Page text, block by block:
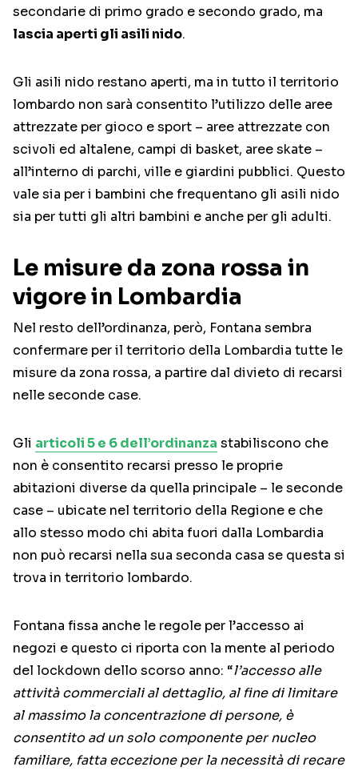
secondarie di primo grado e secondo grado, ma
lascia aperti gli asili nido.
Gli asili nido restano aperti, ma in tutto il territorio
lombardo non sarà consentito l’utilizzo delle aree
attrezzate per gioco e sport – aree attrezzate con
scivoli ed altalene, campi di basket, aree skate –
all’interno di parchi, ville e giardini pubblici. Questo
vale sia per i bambini che frequentano gli asili nido
sia per tutti gli altri bambini e anche per gli adulti.
Le misure da zona rossa in
vigore in Lombardia
Nel resto dell’ordinanza, però, Fontana sembra
confermare per il territorio della Lombardia tutte le
misure da zona rossa, a partire dal divieto di recarsi
nelle seconde case.
Gli articoli 5 e 6 dell’ordinanza stabiliscono che
non è consentito recarsi presso le proprie
abitazioni diverse da quella principale – le seconde
case – ubicate nel territorio della Regione e che
allo stesso modo chi abita fuori dalla Lombardia
non può recarsi nella sua seconda casa se questa si
trova in territorio lombardo.
Fontana fissa anche le regole per l’accesso ai
negozi e questo ci riporta con la mente al periodo
del lockdown dello scorso anno: “l’accesso alle
attività commerciali al dettaglio, al fine di limitare
al massimo la concentrazione di persone, è
consentito ad un solo componente per nucleo
familiare, fatta eccezione per la necessità di recare